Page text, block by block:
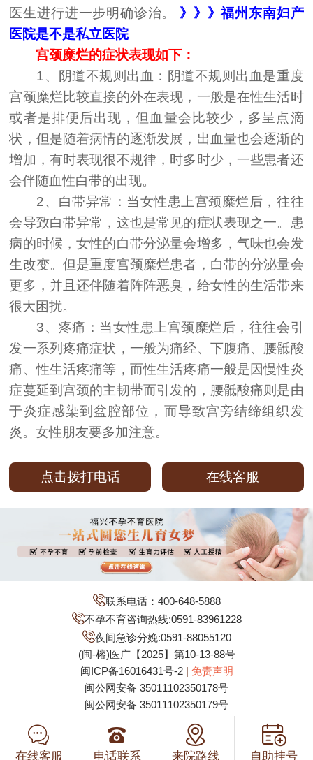
医生进行进一步明确诊治。 》》》福州东南妇产
医院是不是私立医院
宫颈糜烂的症状表现如下：
1、阴道不规则出血：阴道不规则出血是重度
宫颈糜烂比较直接的外在表现，一般是在性生活时
或者是排便后出现，但血量会比较少，多呈点滴
状，但是随着病情的逐渐发展，出血量也会逐渐的
增加，有时表现很不规律，时多时少，一些患者还
会伴随血性白带的出现。
2、白带异常：当女性患上宫颈糜烂后，往往
会导致白带异常，这也是常见的症状表现之一。患
病的时候，女性的白带分泌量会增多，气味也会发
生改变。但是重度宫颈糜烂患者，白带的分泌量会
更多，并且还伴随着阵阵恶臭，给女性的生活带来
很大困扰。
3、疼痛：当女性患上宫颈糜烂后，往往会引
发一系列疼痛症状，一般为痛经、下腹痛、腰骶酸
痛、性生活疼痛等，而性生活疼痛一般是因慢性炎
症蔓延到宫颈的主韧带而引发的，腰骶酸痛则是由
于炎症感染到盆腔部位，而导致宫旁结缔组织发
炎。女性朋友要多加注意。
点击拨打电话 在线客服
联系电话：400-648-5888
不孕不育咨询热线:0591-83961228
夜间急诊分娩:0591-88055120
(闽-榕)医广【2025】第10-13-88号
闽ICP备16016431号-2| 免责声明
闽公网安备 35011102350178号
闽公网安备 35011102350179号
在线客服 电话联系 来院路线 自助挂号